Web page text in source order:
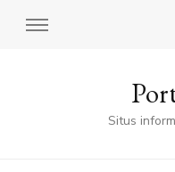
Situs